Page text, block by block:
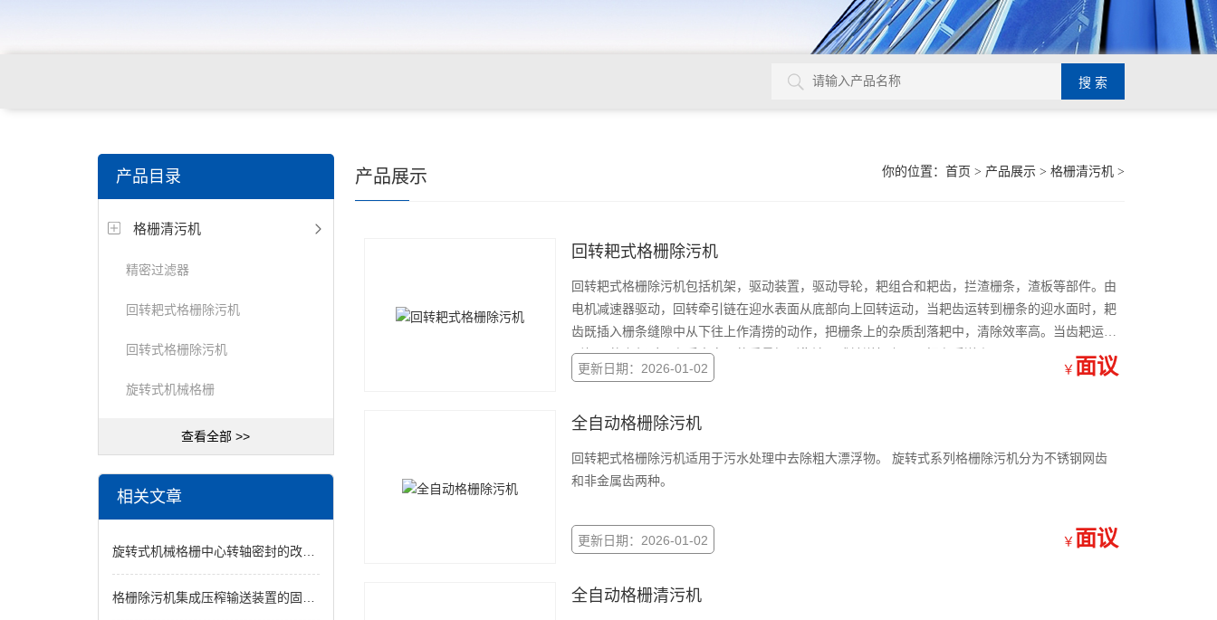
器，刮/吸泥机等水处理设备
产品目录
格栅清污机
精密过滤器
回转耙式格栅除污机
回转式格栅除污机
旋转式机械格栅
查看全部 >>
相关文章
旋转式机械格栅中心转轴密封的改进与泄漏处理
格栅除污机集成压榨输送装置的固液分离系统设计
你的位置： 首页 > 产品展示 > 格栅清污机 >
产品展示
回转耙式格栅除污机
回转耙式格栅除污机包括机架，驱动装置，驱动导轮，耙组合和耙齿，拦渣栅条，渣板等部件。由
电机减速器驱动，回转牵引链在迎水表面从底部向上回转运动，当耙齿运转到栅条的迎水面时，耙
齿既插入栅条缝隙中从下往上作清捞的动作，把栅条上的杂质刮落耙中，清除效率高。当齿耙运转
到机器的上部时，杂质由自己的重量卸到集渣斗或输送机上，再把杂质送走。
更新日期：2026-01-02 ￥ 面议
全自动格栅除污机
回转耙式格栅除污机适用于污水处理中去除粗大漂浮物。 旋转式系列格栅除污机分为不锈钢网齿
和非金属齿两种。
更新日期：2026-01-02 ￥ 面议
全自动格栅清污机